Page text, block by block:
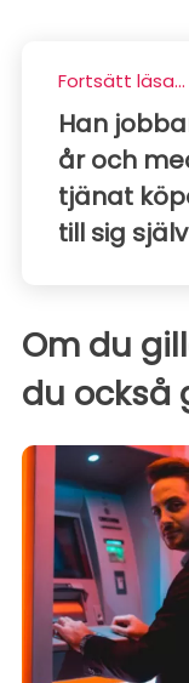
Fortsätt läsa...
Han
år och
tjänat
till sig
Om du
du också